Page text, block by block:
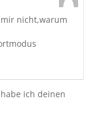
nicht,warum
ich deinen